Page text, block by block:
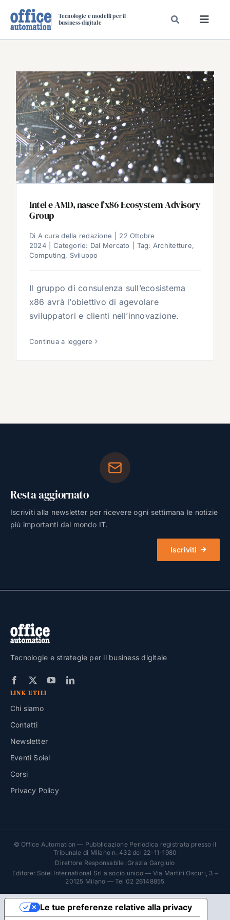
Tecnologie e modelli per il
business digitale
TAVOLE ROTONDE DI REDAZIONE
DAL MERCATO
CARRIERE
VIDEO
EVENTI
CHI SIAMO
Intel e AMD, nasce l’x86 Ecosystem Advisory
Group
Di A cura della redazione
22 Ottobre
2024
Categorie: Dal Mercato Tag: Architetture,
Computing, Sviluppo
Il gruppo di consulenza sull’ecosistema
x86 avrà l’obiettivo di agevolare
sviluppatori e clienti nell’innovazione.
Continua a leggere
Resta aggiornato
Iscriviti alla newsletter per ricevere ogni settimana le notizie
più importanti dal mondo IT.
Iscriviti
Tecnologie e strategie per il business digitale
LINK UTILI
Chi siamo
Contatti
Newsletter
Eventi Soiel
Corsi
Privacy Policy
© Office Automation — Pubblicazione Periodica registrata presso il
Tribunale di Milano n. 432 del 22-11-1980
Direttore Responsabile: Grazia Gargiulo
Editore: Soiel International Srl a socio unico — Via Martiri Oscuri, 3 –
20125 Milano — Tel 02 26148855
Le tue preferenze relative alla privacy